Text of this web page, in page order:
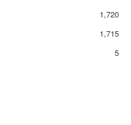
1,720
1,715
5